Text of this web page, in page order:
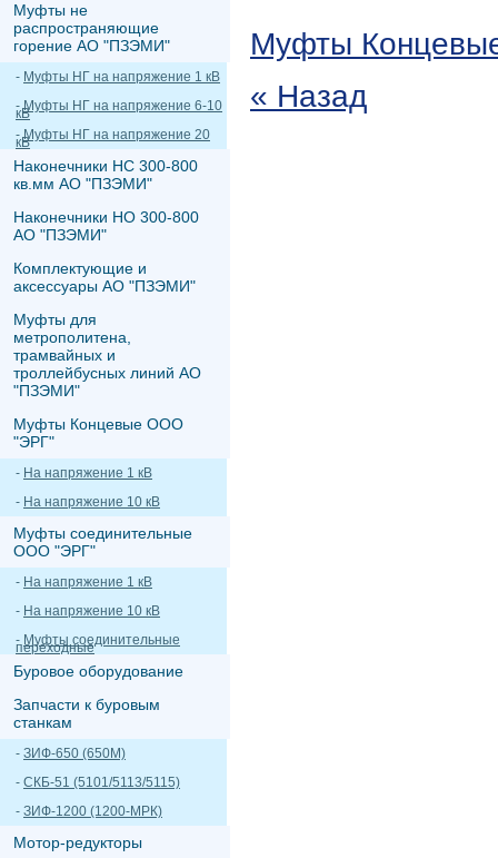
Муфты
« Назад
Муфты не
распространяющие
горение АО "ПЗЭМИ"
- Муфты НГ на напряжение 1 кВ
-Муфты НГ на напряжение 6-10
кВ
-Муфты НГ на напряжение 20
кВ
Наконечники НС 300-800
кв.мм АО "ПЗЭМИ"
Наконечники НО 300-800
АО "ПЗЭМИ"
Комплектующие и
аксессуары АО "ПЗЭМИ"
Муфты для
метрополитена,
трамвайных и
троллейбусных линий АО
"ПЗЭМИ"
Муфты Концевые ООО
"ЭРГ"
- На напряжение 1 кВ
- На напряжение 10 кВ
Муфты соединительные
ООО "ЭРГ"
- На напряжение 1 кВ
- На напряжение 10 кВ
- Муфты соединительные
переходные
Буровое оборудование
Запчасти к буровым
станкам
- ЗИФ-650 (650М)
- СКБ-51 (5101/5113/5115)
- ЗИФ-1200 (1200-МРК)
Мотор-редукторы